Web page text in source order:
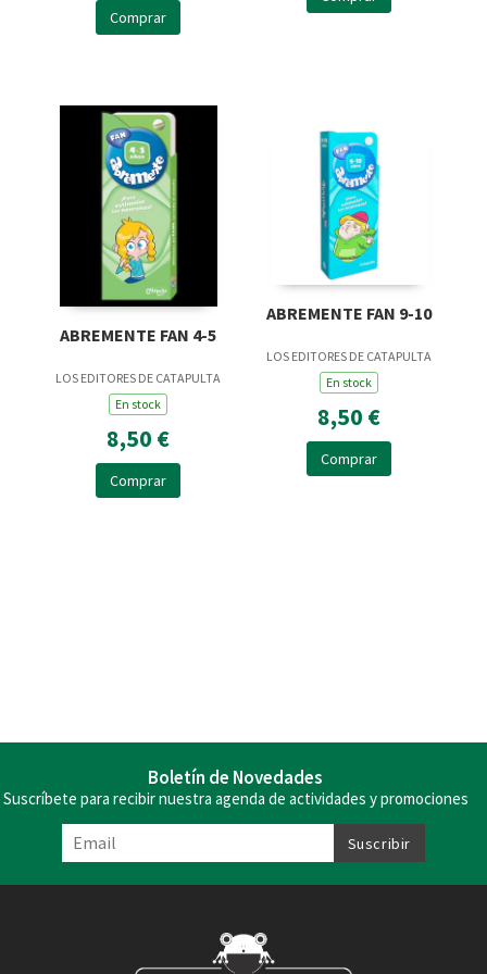
Comprar
ABREMENTE FAN 4-5
LOS EDITORES DE CATAPULTA
En stock
8,50 €
Comprar
ABREMENTE FAN 9-10
LOS EDITORES DE CATAPULTA
En stock
8,50 €
Comprar
Boletín de Novedades
Suscríbete para recibir nuestra agenda de actividades y promociones